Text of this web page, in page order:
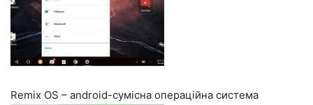
Remix OS – android-сумісна операційна система